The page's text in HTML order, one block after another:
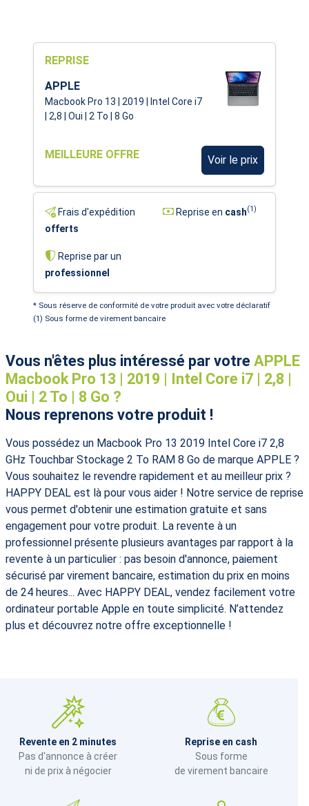
REPRISE
APPLE
Macbook Pro 13 | 2019 | Intel Core i7
| 2,8 | Oui | 2 To | 8 Go
MEILLEURE OFFRE Voir le prix
Frais d'expédition
offerts
Reprise en cash(1)
Reprise par un
professionnel
* Sous réserve de conformité de votre produit avec votre déclaratif
(1) Sous forme de virement bancaire
Vous n'êtes plus intéressé par votre APPLE
Macbook Pro 13 | 2019 | Intel Core i7 | 2,8 |
Oui | 2 To | 8 Go ?
Nous reprenons votre produit !
Vous possédez un Macbook Pro 13 2019 Intel Core i7 2,8
GHz Touchbar Stockage 2 To RAM 8 Go de marque APPLE ?
Vous souhaitez le revendre rapidement et au meilleur prix ?
HAPPY DEAL est là pour vous aider ! Notre service de reprise
vous permet d'obtenir une estimation gratuite et sans
engagement pour votre produit. La revente à un
professionnel présente plusieurs avantages par rapport à la
revente à un particulier : pas besoin d'annonce, paiement
sécurisé par virement bancaire, estimation du prix en moins
de 24 heures... Avec HAPPY DEAL, vendez facilement votre
ordinateur portable Apple en toute simplicité. N’attendez
plus et découvrez notre offre exceptionnelle !
Revente en 2 minutes
Pas d'annonce à créer
ni de prix à négocier
Reprise en cash
Sous forme
de virement bancaire